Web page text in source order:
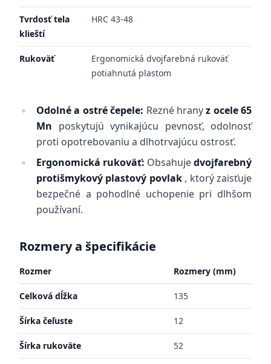
Tvrdosť tela
klieští
HRC 43-48
Rukoväť
Ergonomická dvojfarebná rukoväť
potiahnutá plastom
Odolné a ostré čepele: Rezné hranyz ocele 65
Mn poskytujú vynikajúcu pevnosť, odolnosť
proti opotrebovaniu a dlhotrvajúcu ostrosť.
Ergonomická rukoväť: Obsahujedvojfarebný
protišmykový plastový povlak, ktorý zaisťuje
bezpečné a pohodlné uchopenie pri dlhšom
používaní.
Rozmery a špecifikácie
Rozmer Rozmery (mm)
Celková dĺžka 135
Šírka čeľuste 12
Šírka rukoväte 52